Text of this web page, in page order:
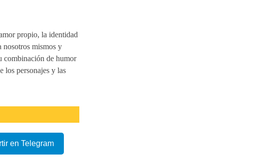
propio, la identidad
nosotros mismos y
combinación de humor
los personajes y las
en Telegram